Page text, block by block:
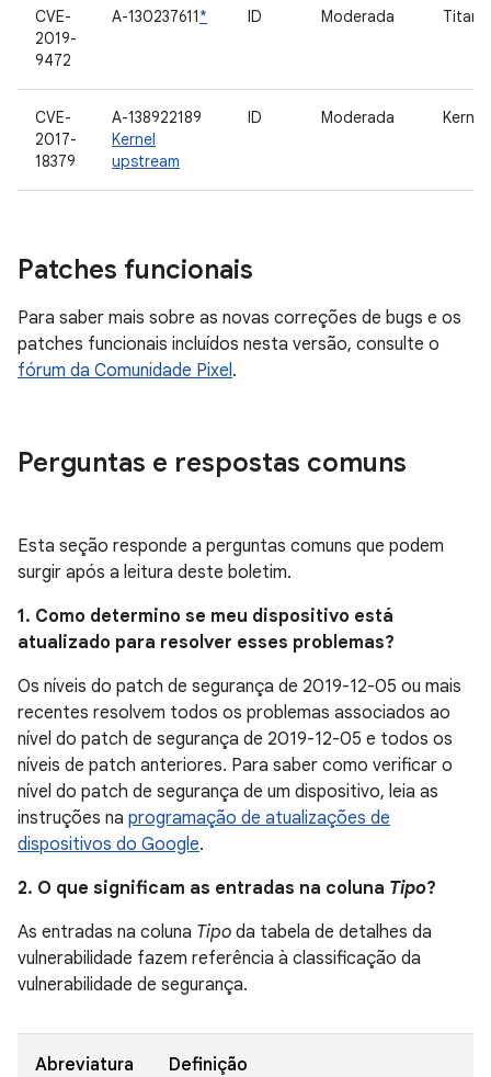
CVE-
2019-
9472
A-130237611* ID Moderada Titan-
CVE-
2017-
18379
A-138922189
Kernel
upstream
ID Moderada Kernel
Patches funcionais
Para saber mais sobre as novas correções de bugs e os
patches funcionais incluídos nesta versão, consulte o
fórum da Comunidade Pixel.
Perguntas e respostas comuns
Esta seção responde a perguntas comuns que podem
surgir após a leitura deste boletim.
1. Como determino se meu dispositivo está
atualizado para resolver esses problemas?
Os níveis do patch de segurança de 2019-12-05 ou mais
recentes resolvem todos os problemas associados ao
nível do patch de segurança de 2019-12-05 e todos os
níveis de patch anteriores. Para saber como verificar o
nível do patch de segurança de um dispositivo, leia as
instruções na programação de atualizações de
dispositivos do Google.
2. O que significam as entradas na coluna Tipo?
As entradas na coluna Tipo da tabela de detalhes da
vulnerabilidade fazem referência à classificação da
vulnerabilidade de segurança.
Abreviatura Definição